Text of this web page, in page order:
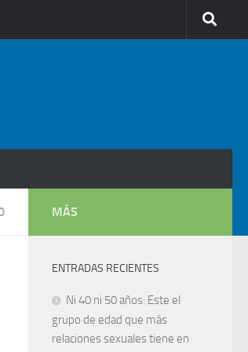
MÁS
ENTRADAS RECIENTES
Ni 40 ni 50 años: Este el
grupo de edad que más
relaciones sexuales tiene en